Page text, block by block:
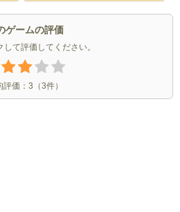
ゲームの評価
て評価してください。
評価： 3 （3件）